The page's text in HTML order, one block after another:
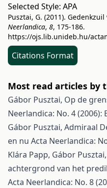
Selected Style: APA
Pusztai, G. (2011).
Neerlandica, 8, 175-186.
https://ojs.lib.unideb.hu/
Citations Format
Most read articles by
Gábor Pusztai, Op de
Neerlandica: No. 4
Gábor Pusztai, Admiraal
en nu Acta Neerlandica:
Klára Papp, Gábor
achtergrond van het
Acta Neerlandica: No. 8